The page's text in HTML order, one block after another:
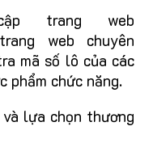
trang web
web chuyên
mã số lô của các
phẩm chức năng.
lựa chọn thương